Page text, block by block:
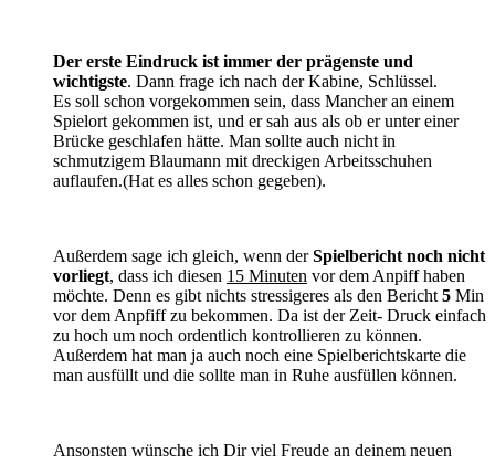
Der erste Eindruck ist immer der prägenste und
wichtigste. Dann frage ich nach der Kabine, Schlüssel.
Es soll schon vorgekommen sein, dass Mancher an einem
Spielort gekommen ist, und er sah aus als ob er unter einer
Brücke geschlafen hätte. Man sollte auch nicht in
schmutzigem Blaumann mit dreckigen Arbeitsschuhen
auflaufen.(Hat es alles schon gegeben).
Außerdem sage ich gleich, wenn derSpielbericht noch nicht
vorliegt, dass ich diesen 15 Minuten vor dem Anpiff haben
möchte. Denn es gibt nichts stressigeres als den Bericht 5 Min
vor dem Anpfiff zu bekommen. Da ist der Zeit- Druck einfach
zu hoch um noch ordentlich kontrollieren zu können.
Außerdem hat man ja auch noch eine Spielberichtskarte die
man ausfüllt und die sollte man in Ruhe ausfüllen können.
Ansonsten wünsche ich Dir viel Freude an deinem neuen